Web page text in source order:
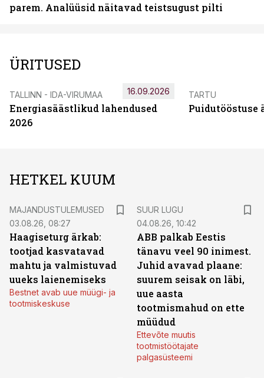
parem. Analüüsid näitavad teistsugust pilti
ÜRITUSED
TALLINN - IDA-VIRUMAA
Energiasäästlikud lahendused
2026
16.09.2026 TARTU
Puidutööstuse
HETKEL KUUM
MAJANDUSTULEMUSED
03.08.26, 08:27
Haagiseturg ärkab:
tootjad kasvatavad
mahtu ja valmistuvad
uueks laienemiseks
Bestnet avab uue müügi- ja
tootmiskeskuse
SUUR LUGU
04.08.26, 10:42
ABB palkab Eestis
tänavu veel 90 inimest.
Juhid avavad plaane:
suurem seisak on läbi,
uue aasta
tootmismahud on ette
müüdud
Ettevõte muutis
tootmistöötajate
palgasüsteemi